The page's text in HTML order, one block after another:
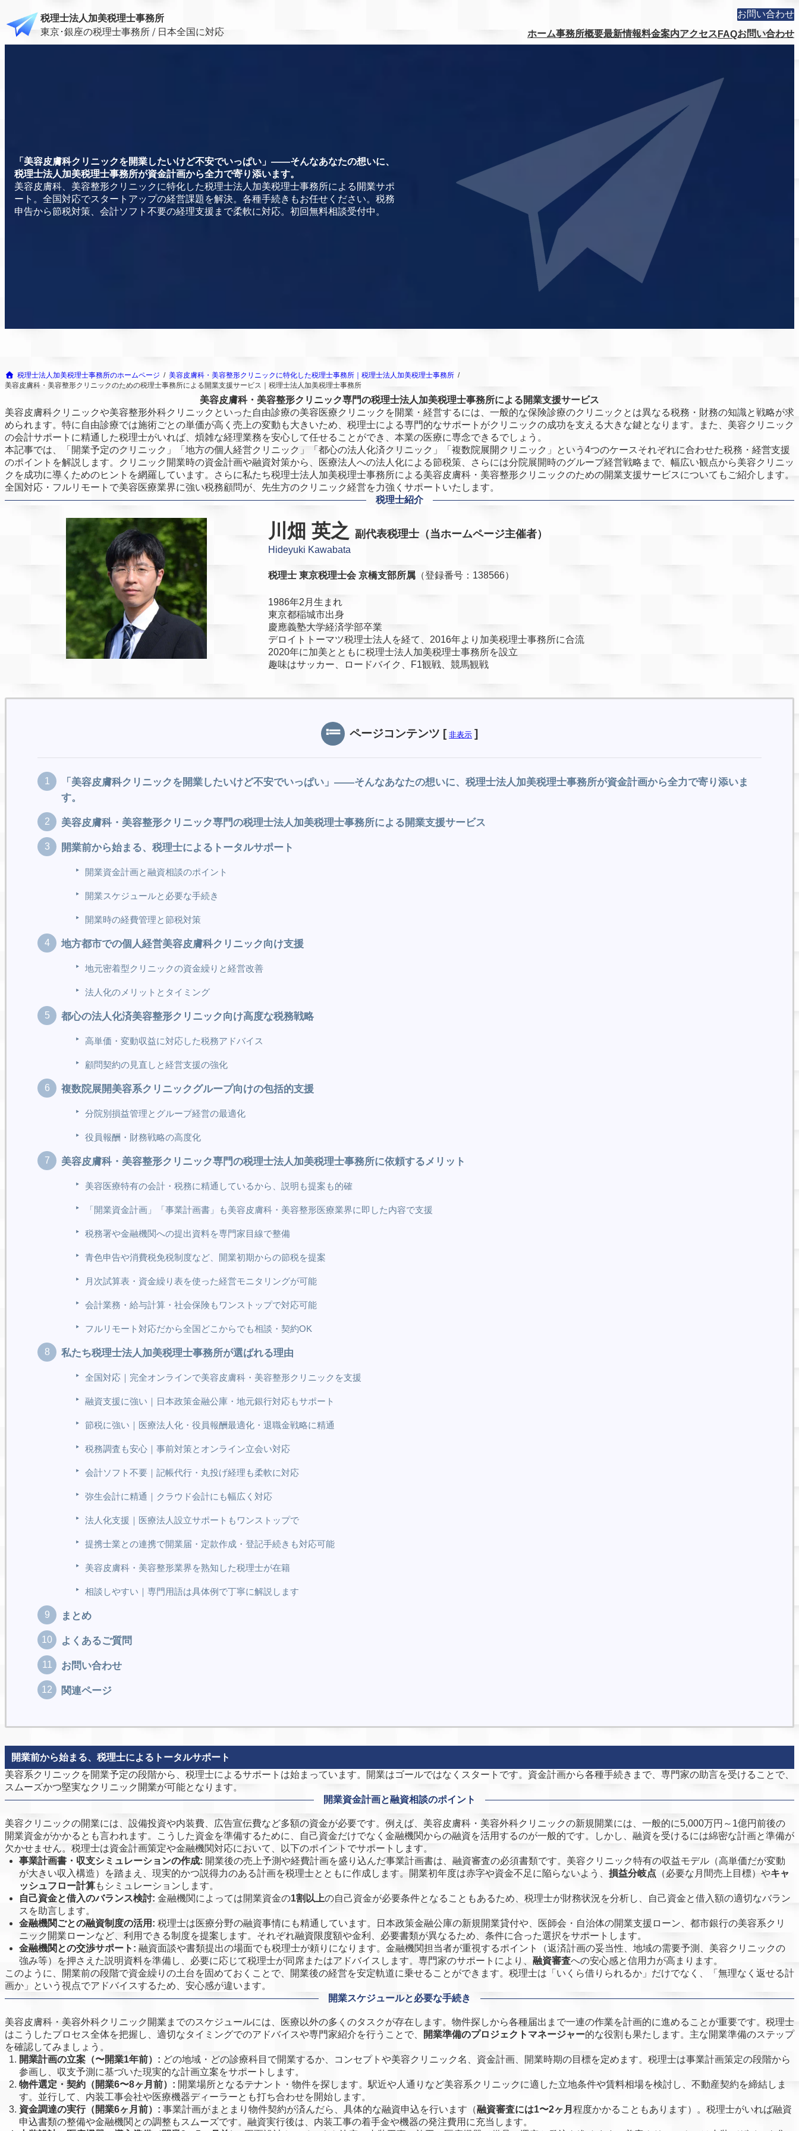
税理士法人加美税理士事務所
東京･銀座の税理士事務所 / 日本全国に対応
お問い合わせ
ホーム事務所概要最新情報料金案内アクセス FAQお問い合わせ
「美容皮膚科クリニックを開業したいけど不安でいっぱい」——そんなあなたの想いに、
税理士法人加美税理士事務所が資金計画から全力で寄り添います。
美容皮膚科、美容整形クリニックに特化した税理士法人加美税理士事務所による開業サポ
ート。全国対応でスタートアップの経営課題を解決。各種手続きもお任せください。税務
申告から節税対策、会計ソフト不要の経理支援まで柔軟に対応。初回無料相談受付中。
税理士法人加美税理士事務所のホームページ
美容皮膚科・美容整形クリニックに特化した税理士事務所｜税理士法人加美税理士事務所
美容皮膚科・美容整形クリニックのための税理士事務所による開業支援サービス｜税理士法人加美税理士事務所
美容皮膚科・美容整形クリニック専門の税理士法人加美税理士事務所による開業支援サービス
美容皮膚科クリニックや美容整形外科クリニックといった自由診療の美容医療クリニックを開業・経営するには、一般的な保険診療のクリニックとは異なる税務・財務の知識と戦略が求
められます。特に自由診療では施術ごとの単価が高く売上の変動も大きいため、税理士による専門的なサポートがクリニックの成功を支える大きな鍵となります。また、美容クリニック
の会計サポートに精通した税理士がいれば、煩雑な経理業務を安心して任せることができ、本業の医療に専念できるでしょう。
本記事では、「開業予定のクリニック」「地方の個人経営クリニック」「都心の法人化済クリニック」「複数院展開クリニック」という4つのケースそれぞれに合わせた税務・経営支援
のポイントを解説します。クリニック開業時の資金計画や融資対策から、医療法人への法人化による節税策、さらには分院展開時のグループ経営戦略まで、幅広い観点から美容クリニッ
クを成功に導くためのヒントを網羅しています。さらに私たち税理士法人加美税理士事務所による美容皮膚科・美容整形クリニックのための開業支援サービスについてもご紹介します。
全国対応・フルリモートで美容医療業界に強い税務顧問が、先生方のクリニック経営を力強くサポートいたします。
税理士紹介
川畑 英之 副代表税理士（当ホームページ主催者）
Hideyuki Kawabata
税理士 東京税理士会 京橋支部所属（登録番号：138566）
1986年2月生まれ
東京都稲城市出身
慶應義塾大学経済学部卒業
デロイトトーマツ税理士法人を経て、2016年より加美税理士事務所に合流
2020年に加美とともに税理士法人加美税理士事務所を設立
趣味はサッカー、ロードバイク、F1観戦、競馬観戦
ページコンテンツ [ 非表示 ]
「美容皮膚科クリニックを開業したいけど不安でいっぱい」——そんなあなたの想いに、税理士法人加美税理士事務所が資金計画から全力で寄り添いま
す。
美容皮膚科・美容整形クリニック専門の税理士法人加美税理士事務所による開業支援サービス
開業前から始まる、税理士によるトータルサポート
開業資金計画と融資相談のポイント
開業スケジュールと必要な手続き
開業時の経費管理と節税対策
地方都市での個人経営美容皮膚科クリニック向け支援
地元密着型クリニックの資金繰りと経営改善
法人化のメリットとタイミング
都心の法人化済美容整形クリニック向け高度な税務戦略
高単価・変動収益に対応した税務アドバイス
顧問契約の見直しと経営支援の強化
複数院展開美容系クリニックグループ向けの包括的支援
分院別損益管理とグループ経営の最適化
役員報酬・財務戦略の高度化
美容皮膚科・美容整形クリニック専門の税理士法人加美税理士事務所に依頼するメリット
美容医療特有の会計・税務に精通しているから、説明も提案も的確
「開業資金計画」「事業計画書」も美容皮膚科・美容整形医療業界に即した内容で支援
税務署や金融機関への提出資料を専門家目線で整備
青色申告や消費税免税制度など、開業初期からの節税を提案
月次試算表・資金繰り表を使った経営モニタリングが可能
会計業務・給与計算・社会保険もワンストップで対応可能
フルリモート対応だから全国どこからでも相談・契約OK
私たち税理士法人加美税理士事務所が選ばれる理由
全国対応｜完全オンラインで美容皮膚科・美容整形クリニックを支援
融資支援に強い｜日本政策金融公庫・地元銀行対応もサポート
節税に強い｜医療法人化・役員報酬最適化・退職金戦略に精通
税務調査も安心｜事前対策とオンライン立会い対応
会計ソフト不要｜記帳代行・丸投げ経理も柔軟に対応
弥生会計に精通｜クラウド会計にも幅広く対応
法人化支援｜医療法人設立サポートもワンストップで
提携士業との連携で開業届・定款作成・登記手続きも対応可能
美容皮膚科・美容整形業界を熟知した税理士が在籍
相談しやすい｜専門用語は具体例で丁寧に解説します
まとめ
よくあるご質問
お問い合わせ
関連ページ
開業前から始まる、税理士によるトータルサポート
美容系クリニックを開業予定の段階から、税理士によるサポートは始まっています。開業はゴールではなくスタートです。資金計画から各種手続きまで、専門家の助言を受けることで、
スムーズかつ堅実なクリニック開業が可能となります。
開業資金計画と融資相談のポイント
美容クリニックの開業には、設備投資や内装費、広告宣伝費など多額の資金が必要です。例えば、美容皮膚科・美容外科クリニックの新規開業には、一般的に5,000万円～1億円前後の
開業資金がかかるとも言われます。こうした資金を準備するために、自己資金だけでなく金融機関からの融資を活用するのが一般的です。しかし、融資を受けるには綿密な計画と準備が
欠かせません。税理士は資金計画策定や金融機関対応において、以下のポイントでサポートします。
事業計画書・収支シミュレーションの作成: 開業後の売上予測や経費計画を盛り込んだ事業計画書は、融資審査の必須書類です。美容クリニック特有の収益モデル（高単価だが変動
が大きい収入構造）を踏まえ、現実的かつ説得力のある計画を税理士とともに作成します。開業初年度は赤字や資金不足に陥らないよう、 損益分岐点 （必要な月間売上目標）やキャ
ッシュフロー計算もシミュレーションします。
自己資金と借入のバランス検討: 金融機関によっては開業資金の1割以上の自己資金が必要条件となることもあるため、税理士が財務状況を分析し、自己資金と借入額の適切なバラン
スを助言します。
金融機関ごとの融資制度の活用: 税理士は医療分野の融資事情にも精通しています。日本政策金融公庫の新規開業貸付や、医師会・自治体の開業支援ローン、都市銀行の美容系クリ
ニック開業ローンなど、利用できる制度を提案します。それぞれ融資限度額や金利、必要書類が異なるため、条件に合った選択をサポートします。
金融機関との交渉サポート: 融資面談や書類提出の場面でも税理士が頼りになります。金融機関担当者が重視するポイント（返済計画の妥当性、地域の需要予測、美容クリニックの
強み等）を押さえた説明資料を準備し、必要に応じて税理士が同席またはアドバイスします。専門家のサポートにより、 融資審査への安心感と信用力が高まります。
このように、開業前の段階で資金繰りの土台を固めておくことで、開業後の経営を安定軌道に乗せることができます。税理士は「いくら借りられるか」だけでなく、「無理なく返せる計
画か」という視点でアドバイスするため、安心感が違います。
開業スケジュールと必要な手続き
美容皮膚科・美容外科クリニック開業までのスケジュールには、医療以外の多くのタスクが存在します。物件探しから各種届出まで一連の作業を計画的に進めることが重要です。税理士
はこうしたプロセス全体を把握し、適切なタイミングでのアドバイスや専門家紹介を行うことで、
開業準備のプロジェクトマネージャー的な役割も果たします。主な開業準備のステップ
を確認してみましょう。
開業計画の立案（〜開業1年前）: どの地域・どの診療科目で開業するか、コンセプトや美容クリニック名、資金計画、開業時期の目標を定めます。税理士は事業計画策定の段階から
参画し、収支予測に基づいた現実的な計画立案をサポートします。
物件選定・契約（開業6〜8ヶ月前）: 開業場所となるテナント・物件を探します。駅近や人通りなど美容系クリニックに適した立地条件や賃料相場を検討し、不動産契約を締結しま
す。並行して、内装工事会社や医療機器ディーラーとも打ち合わせを開始します。
資金調達の実行（開業6ヶ月前）: 事業計画がまとまり物件契約が済んだら、具体的な融資申込を行います（融資審査には1〜2ヶ月 程度かかることもあります）。税理士がいれば融資
申込書類の整備や金融機関との調整もスムーズです。融資実行後は、内装工事の着手金や機器の発注費用に充当します。